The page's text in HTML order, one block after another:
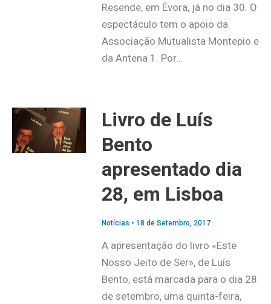
Resende, em Évora, já no dia 30. O
espectáculo tem o apoio da
Associação Mutualista Montepio e
da Antena 1. Por…
Livro de Luís
Bento
apresentado dia
28, em Lisboa
Notícias • 18 de Setembro, 2017
A apresentação do livro «Este
Nosso Jeito de Ser», de Luís
Bento, está marcada para o dia 28
de setembro, uma quinta-feira,